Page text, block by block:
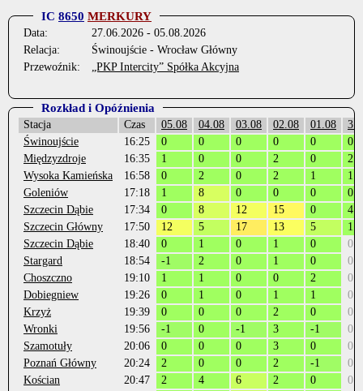
IC 8650 MERKURY
Data:
27.06.2026 - 05.08.2026
Relacja:
Świnoujście - Wrocław Główny
Przewoźnik:
„PKP Intercity” Spółka Akcyjna
Rozkład i Opóźnienia
Stacja Czas 05.08 04.08 03.08 02.08 01.08
Świnoujście
16:25 0 0 0 0 0
0
Międzyzdroje
16:35 1 0 0 2 0
2
Wysoka Kamieńska
16:58 0 2 0 2 1
1
Goleniów
17:18 1 8 0 0 0
0
Szczecin Dąbie
17:34 0 8 12 15 0
4
Szczecin Główny
17:50 12 5 17 13 5
1
Szczecin Dąbie
18:40 0 1 0 1 0
0
Stargard
18:54 -1 2 0 1 0
0
Choszczno
19:10 1 1 0 0 2
0
Dobiegniew
19:26 0 1 0 1 1
0
Krzyż
19:39 0 0 0 2 0
0
Wronki
19:56 -1 0 -1 3 -1
0
Szamotuły
20:06 0 0 0 3 0
0
Poznań Główny
20:24 2 0 0 2 -1
0
Kościan
20:47 2 4 6 2 0
0